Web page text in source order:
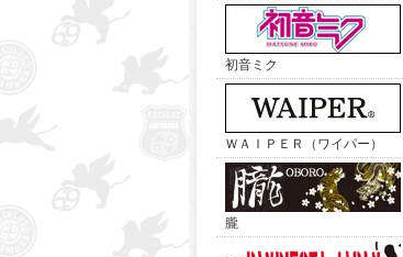
初音ミク
ＷＡＩＰＥＲ（ワイパー）
朧